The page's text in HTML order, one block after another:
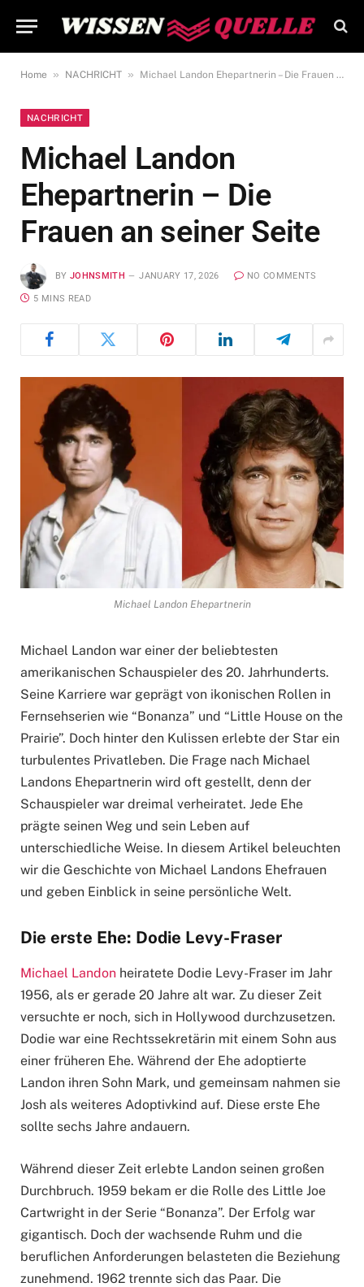
Home » NACHRICHT » Michael Landon Ehepartnerin – Die Frauen an seiner Seite
NACHRICHT
Michael Landon
Ehepartnerin – Die
Frauen an seiner Seite
BY JOHNSMITH JANUARY 17, 2026 NO COMMENTS
5 MINS READ
Michael Landon Ehepartnerin
Michael Landon war einer der beliebtesten
amerikanischen Schauspieler des 20. Jahrhunderts.
Seine Karriere war geprägt von ikonischen Rollen in
Fernsehserien wie “Bonanza” und “Little House on the
Prairie”. Doch hinter den Kulissen erlebte der Star ein
turbulentes Privatleben. Die Frage nach Michael
Landons Ehepartnerin wird oft gestellt, denn der
Schauspieler war dreimal verheiratet. Jede Ehe
prägte seinen Weg und sein Leben auf
unterschiedliche Weise. In diesem Artikel beleuchten
wir die Geschichte von Michael Landons Ehefrauen
und geben Einblick in seine persönliche Welt.
Die erste Ehe: Dodie Levy-Fraser
Michael Landon heiratete Dodie Levy-Fraser im Jahr
1956, als er gerade 20 Jahre alt war. Zu dieser Zeit
versuchte er noch, sich in Hollywood durchzusetzen.
Dodie war eine Rechtssekretärin mit einem Sohn aus
einer früheren Ehe. Während der Ehe adoptierte
Landon ihren Sohn Mark, und gemeinsam nahmen sie
Josh als weiteres Adoptivkind auf. Diese erste Ehe
sollte sechs Jahre andauern.
Während dieser Zeit erlebte Landon seinen großen
Durchbruch. 1959 bekam er die Rolle des Little Joe
Cartwright in der Serie “Bonanza”. Der Erfolg war
gigantisch. Doch der wachsende Ruhm und die
beruflichen Anforderungen belasteten die Beziehung
zunehmend. 1962 trennte sich das Paar. Die